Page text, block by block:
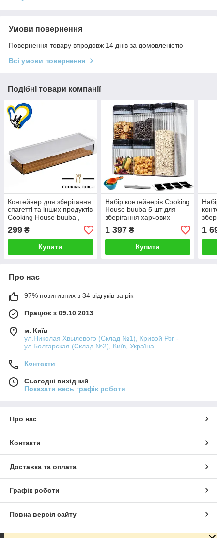
Умови повернення
Повернення товару впродовж 14 днів за домовленістю
Всі умови повернення
Подібні товари компанії
Контейнер для зберігання
спагетті та інших продуктів
Cooking House buuba ,
для круп з гнучкою
кришкою
299 ₴
Купити
Набір контейнерів Cooking
House buuba 5 шт для
зберігання харчових
продуктів, сипучих, рідин,
круп тощо.
1 397₴
Купити
шт
1
Про нас
97% позитивних з 34 відгуків за рік
Працює з 09.10.2013
м. Київ
ул.Николая Хвылевого (Склад №1), Кривой Рог -
ул.Болгарская (Склад №2), Київ, Україна
Контакти
Сьогодні вихідний
Показати весь графік роботи
Про нас
Контакти
Доставка та оплата
Графік роботи
Повна версія сайту